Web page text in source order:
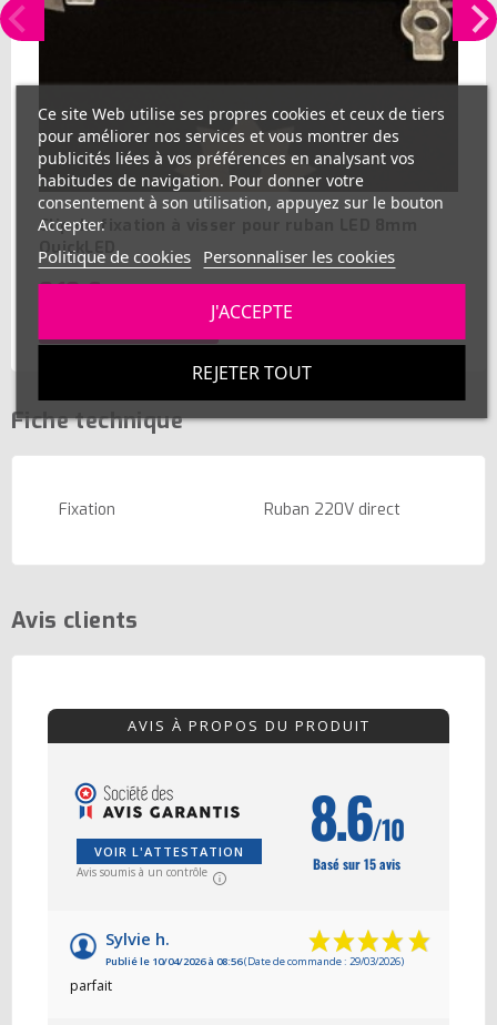
Clip de fixation à visser pour ruban LED 8mm
QuickLED
0,10 €
Fiche technique
Fixation Ruban 220V direct
Avis clients
AVIS À PROPOS DU PRODUIT
VOIR L'ATTESTATION
Avis soumis à un contrôle
8.6/10
Basé sur 15 avis
Sylvie h.
Publié le 10/04/2026 à 08:56(Date de commande : 29/03/2026)
parfait
Ce site Web utilise ses propres cookies et ceux de tiers
pour améliorer nos services et vous montrer des
publicités liées à vos préférences en analysant vos
habitudes de navigation. Pour donner votre
consentement à son utilisation, appuyez sur le bouton
Accepter.
Politique de cookies Personnaliser les cookies
REJETER TOUT
J'ACCEPTE